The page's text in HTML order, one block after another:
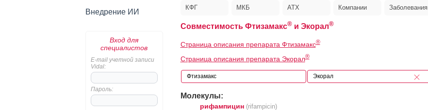
Внедрение ИИ
Вход для
специалистов
E-mail учетной записи
Vidal:
Пароль:
КФГ МКБ АТХ Компании Заболевания
Совместимость Фтизамакс®и Экорал®
Страница описания препарата Фтизамакс®
Страница описания препарата Экорал®
Молекулы:
рифампицин (rifampicin)